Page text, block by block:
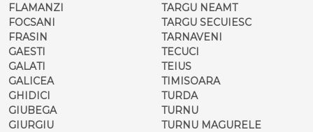
FLAMANZI
FOCSANI
FRASIN
GAESTI
GALATI
GALICEA
GHIDICI
GIUBEGA
GIURGIU
TARGU NEAMT
TARGU SECUIESC
TARNAVENI
TECUCI
TEIUS
TIMISOARA
TURDA
TURNU
TURNU MAGURELE